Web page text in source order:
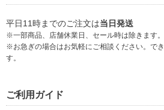
平日11時までのご注文は当日発送
※一部商品、店舗休業日、セール時は除きます。
※お急ぎの場合はお気軽にご相談ください。で
す。
ご利用ガイド